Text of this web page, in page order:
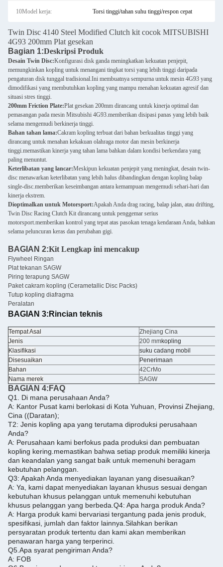
10Model kerja: Torsi tinggi/tahan suhu tinggi/respon cepat
Twin Disc 4140 Steel Modified Clutch kit cocok MITSUBISHI
4G93 200mm Plat gesekan
Bagian 1:Deskripsi Produk
Desain Twin Disc:Konfigurasi disk ganda meningkatkan kekuatan penjepit,
memungkinkan kopling untuk menangani tingkat torsi yang lebih tinggi daripada
pengaturan disk tunggal tradisional.Ini membuatnya sempurna untuk mesin 4G93 yang
dimodifikasi yang membutuhkan kopling yang mampu menahan kekuatan agresif dan
situasi stres tinggi.
200mm Friction Plate:Plat gesekan 200mm dirancang untuk kinerja optimal dan
pemasangan pada mesin Mitsubishi 4G93.memberikan disipasi panas yang lebih baik
selama mengemudi berkinerja tinggi.
Bahan tahan lama:Cakram kopling terbuat dari bahan berkualitas tinggi yang
dirancang untuk menahan kekakuan olahraga motor dan mesin berkinerja
tinggi.memastikan kinerja yang tahan lama bahkan dalam kondisi berkendara yang
paling menuntut.
Keterlibatan yang lancar:Meskipun kekuatan penjepit yang meningkat, desain twin-
disc menawarkan keterlibatan yang lebih halus dibandingkan dengan kopling balap
single-disc.memberikan keseimbangan antara kemampuan mengemudi sehari-hari dan
kinerja ekstrem.
Dioptimalkan untuk Motorsport:Apakah Anda drag racing, balap jalan, atau drifting,
Twin Disc Racing Clutch Kit dirancang untuk penggemar serius
motorsport.memberikan kontrol yang tepat atas pasokan tenaga kendaraan Anda, bahkan
selama peluncuran keras dan perubahan gigi.
BAGIAN 2:Kit Lengkap ini mencakup
Flywheel Ringan
Plat tekanan SAGW
Piring terapung SAGW
Paket cakram kopling (Cerametallic Disc Packs)
Tutup kopling diafragma
Peralatan
BAGIAN 3: Rincian teknis
Tempat Asal
Zhejiang Cina
Jenis
200 mmkopling
Klasifikasi
suku cadang mobil
Disesuaikan
Penerimaan
Bahan
42CrMo
Nama merek
SAGW
BAGIAN 4: FAQ
Q1. Di mana perusahaan Anda?
A: Kantor Pusat kami berlokasi di Kota Yuhuan, Provinsi Zhejiang,
Cina ((Daratan);
T2: Jenis kopling apa yang terutama diproduksi perusahaan
Anda?
A: Perusahaan kami berfokus pada produksi dan pembuatan
kopling kering.memastikan bahwa setiap produk memiliki kinerja
dan keandalan yang sangat baik untuk memenuhi beragam
kebutuhan pelanggan.
Q3: Apakah Anda menyediakan layanan yang disesuaikan?
A: Ya, kami dapat menyediakan layanan khusus sesuai dengan
kebutuhan khusus pelanggan untuk memenuhi kebutuhan
khusus pelanggan yang berbeda. Q4: Apa harga produk Anda?
A: Harga produk kami bervariasi tergantung pada jenis produk,
spesifikasi, jumlah dan faktor lainnya. Silahkan berikan
persyaratan produk tertentu dan kami akan memberikan
penawaran harga yang terperinci.
Q5. Apa syarat pengiriman Anda?
A: FOB